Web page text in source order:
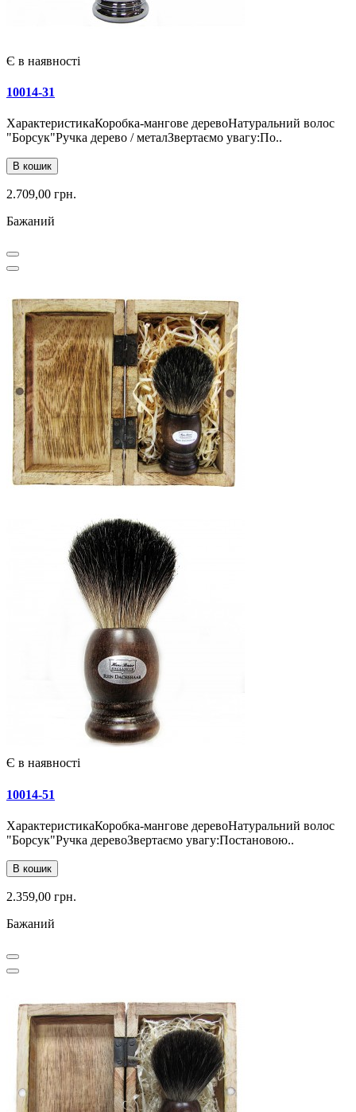
Є в наявності
10014-31
ХарактеристикаКоробка-мангове деревоНатуральний волос
"Борсук"Ручка дерево / металЗвертаємо увагу:По..
В кошик
2.709,00 грн.
Бажаний
Є в наявності
10014-51
ХарактеристикаКоробка-мангове деревоНатуральний волос
"Борсук"Ручка деревоЗвертаємо увагу:Постановою..
В кошик
2.359,00 грн.
Бажаний